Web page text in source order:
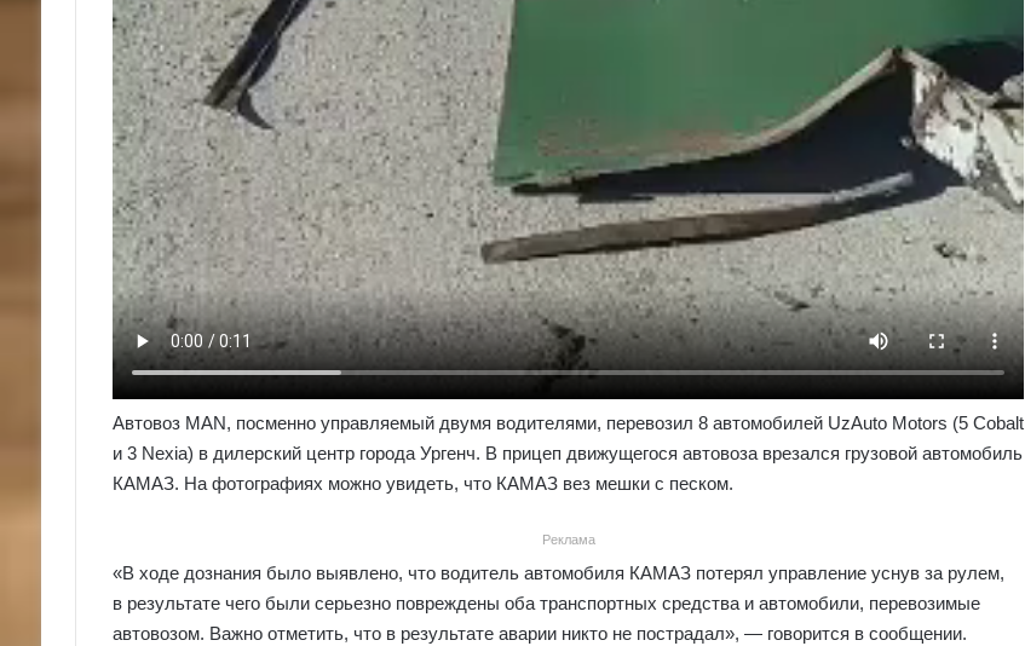
Автовоз MAN, посменно управляемый двумя водителями, перевозил 8 автомобилей UzAuto Motors (5 Cobalt
и 3 Nexia) в дилерский центр города Ургенч. В прицеп движущегося автовоза врезался грузовой автомобиль
КАМАЗ. На фотографиях можно увидеть, что КАМАЗ вез мешки с песком.
Реклама
«В ходе дознания было выявлено, что водитель автомобиля КАМАЗ потерял управление уснув за рулем,
в результате чего были серьезно повреждены оба транспортных средства и автомобили, перевозимые
автовозом. Важно отметить, что в результате аварии никто не пострадал», — говорится в сообщении.